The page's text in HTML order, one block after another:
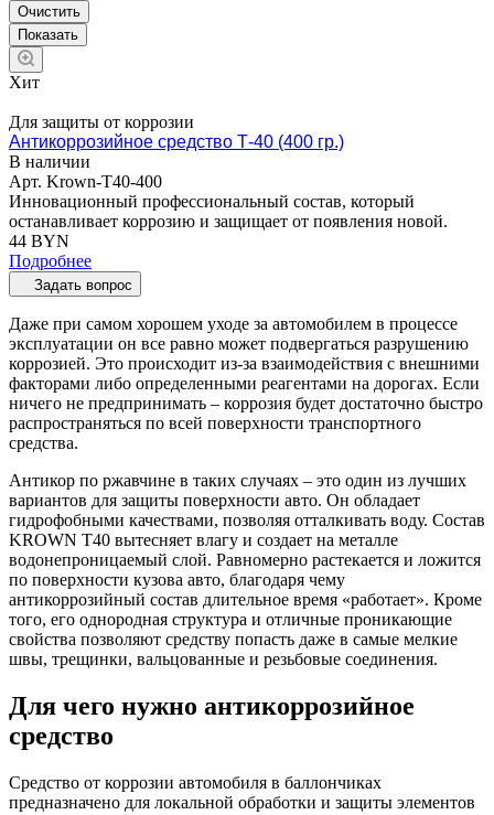
Очистить
Хит
Для защиты от коррозии
Антикоррозийное средство Т-40 (400 гр.)
В наличии
Арт. Krown-T40-400
Инновационный профессиональный состав, который
останавливает коррозию и защищает от появления новой.
44 BYN
Подробнее
Задать вопрос
Даже при самом хорошем уходе за автомобилем в процессе
эксплуатации он все равно может подвергаться разрушению
коррозией. Это происходит из-за взаимодействия с внешними
факторами либо определенными реагентами на дорогах. Если
ничего не предпринимать – коррозия будет достаточно быстро
распространяться по всей поверхности транспортного
средства.
Антикор по ржавчине в таких случаях – это один из лучших
вариантов для защиты поверхности авто. Он обладает
гидрофобными качествами, позволяя отталкивать воду. Состав
KROWN T40 вытесняет влагу и создает на металле
водонепроницаемый слой. Равномерно растекается и ложится
по поверхности кузова авто, благодаря чему
антикоррозийный состав длительное время «работает». Кроме
того, его однородная структура и отличные проникающие
свойства позволяют средству попасть даже в самые мелкие
швы, трещинки, вальцованные и резьбовые соединения.
Для чего нужно антикоррозийное
средство
Средство от коррозии автомобиля в баллончиках
предназначено для локальной обработки и защиты элементов